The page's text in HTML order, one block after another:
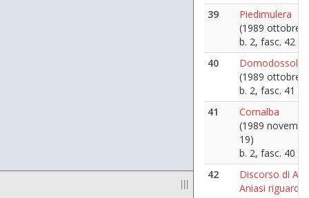
|||
39
Piedimulera
(1989 ottobre
b. 2, fasc. 42
40
Domodossola
(1989 ottobre
b. 2, fasc. 41
41
Cornalba
(1989
19)
b. 2, fasc. 40
42
Discorso di
Aniasi riguardo